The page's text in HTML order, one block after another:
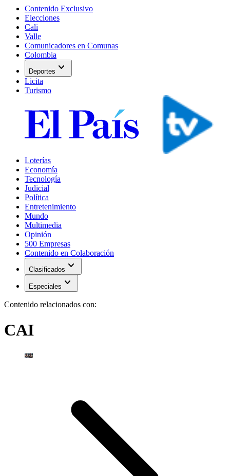
Contenido Exclusivo
Elecciones
Cali
Valle
Comunicadores en Comunas
Colombia
Deportes expand_more
Licita
Turismo
Loterías
Economía
Tecnología
Judicial
Política
Entretenimiento
Mundo
Multimedia
Opinión
500 Empresas
Contenido en Colaboración
Clasificados expand_more
Especiales expand_more
Contenido relacionados con:
CAI